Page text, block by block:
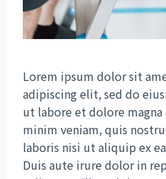
Lorem ipsum dolor sit
adipiscing elit, sed do
ut labore et dolore
minim veniam, quis
laboris nisi ut aliquip ex
Duis aute irure dolor in